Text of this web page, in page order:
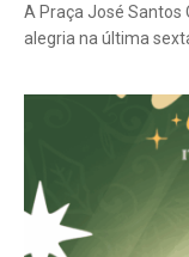
A Praça José
alegria na última